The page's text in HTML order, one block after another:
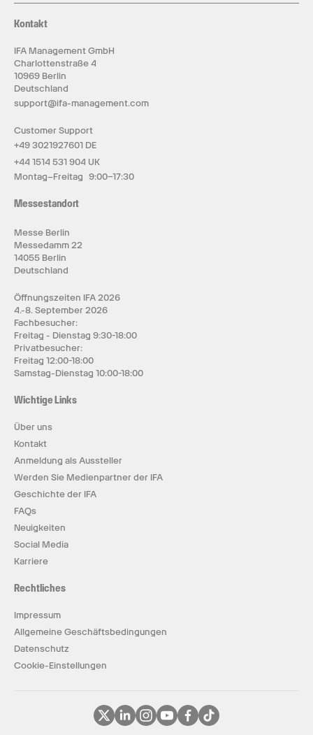
Kontakt
IFA Management GmbH
Charlottenstraße 4
10969 Berlin
Deutschland
support@ifa-management.com
Customer Support
+49 3021927601 DE
+44 1514 531 904 UK
Montag–Freitag 9:00–17:30
Messestandort
Messe Berlin
Messedamm 22
14055 Berlin
Deutschland
Öffnungszeiten IFA 2026
4.-8. September 2026
Fachbesucher:
Freitag - Dienstag 9:30-18:00
Privatbesucher:
Freitag 12:00-18:00
Samstag-Dienstag 10:00-18:00
Wichtige Links
Über uns
Kontakt
Anmeldung als Aussteller
Werden Sie Medienpartner der IFA
Geschichte der IFA
FAQs
Neuigkeiten
Social Media
Karriere
Rechtliches
Impressum
Allgemeine Geschäftsbedingungen
Datenschutz
Cookie-Einstellungen